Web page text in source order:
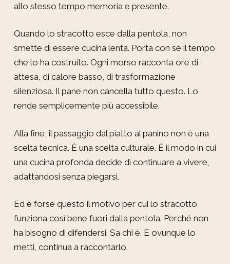
allo stesso tempo memoria e presente.
Quando lo stracotto esce dalla pentola, non
smette di essere cucina lenta. Porta con sé il tempo
che lo ha costruito. Ogni morso racconta ore di
attesa, di calore basso, di trasformazione
silenziosa. Il pane non cancella tutto questo. Lo
rende semplicemente più accessibile.
Alla fine, il passaggio dal piatto al panino non è una
scelta tecnica. È una scelta culturale. È il modo in cui
una cucina profonda decide di continuare a vivere,
adattandosi senza piegarsi.
Ed è forse questo il motivo per cui lo stracotto
funziona così bene fuori dalla pentola. Perché non
ha bisogno di difendersi. Sa chi è. E ovunque lo
metti, continua a raccontarlo.